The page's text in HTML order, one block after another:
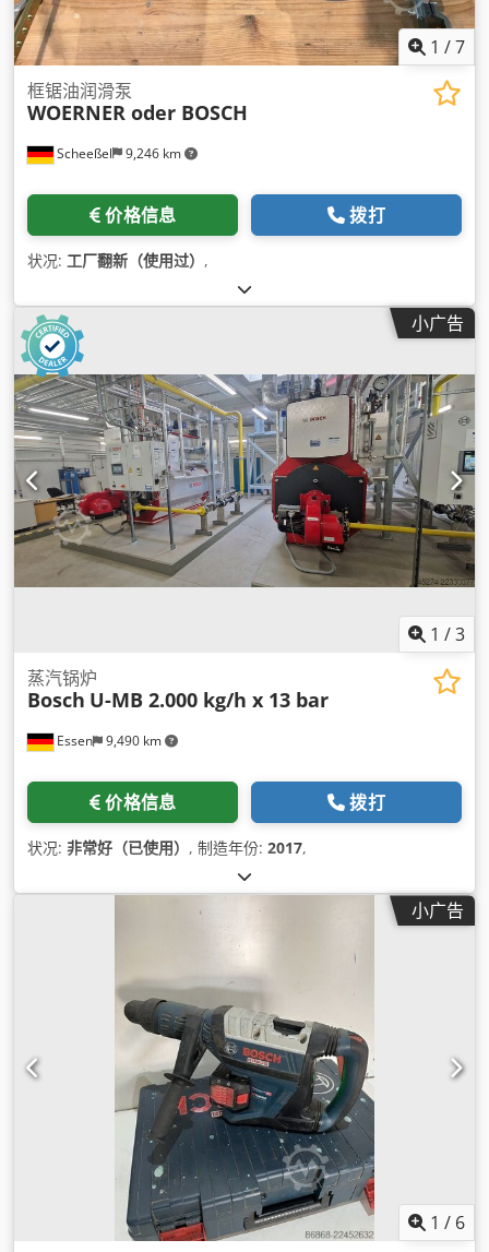
1 /7
Scheeßel 9,246 km
框锯油润滑泵
WOERNER oder BOSCH
价格信息 拨打
状况: 工厂翻新（使用过） ,
小广告
1 /3
Essen 9,490 km
蒸汽锅炉
Bosch U-MB 2.000 kg/h x 13 bar
价格信息 拨打
状况: 非常好（已使用） , 制造年份: 2017,
小广告
1 / 6